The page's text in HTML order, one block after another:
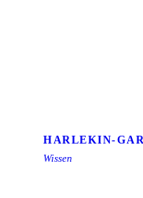
HARLEKIN-
Wissen